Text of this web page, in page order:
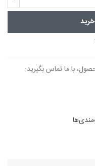
با ما تماس بگیرید: